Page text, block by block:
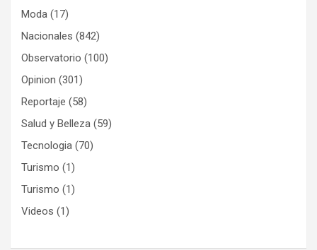
Moda (17)
Nacionales (842)
Observatorio (100)
Opinion (301)
Reportaje (58)
Salud y Belleza (59)
Tecnologia (70)
Turismo (1)
Turismo (1)
Videos (1)